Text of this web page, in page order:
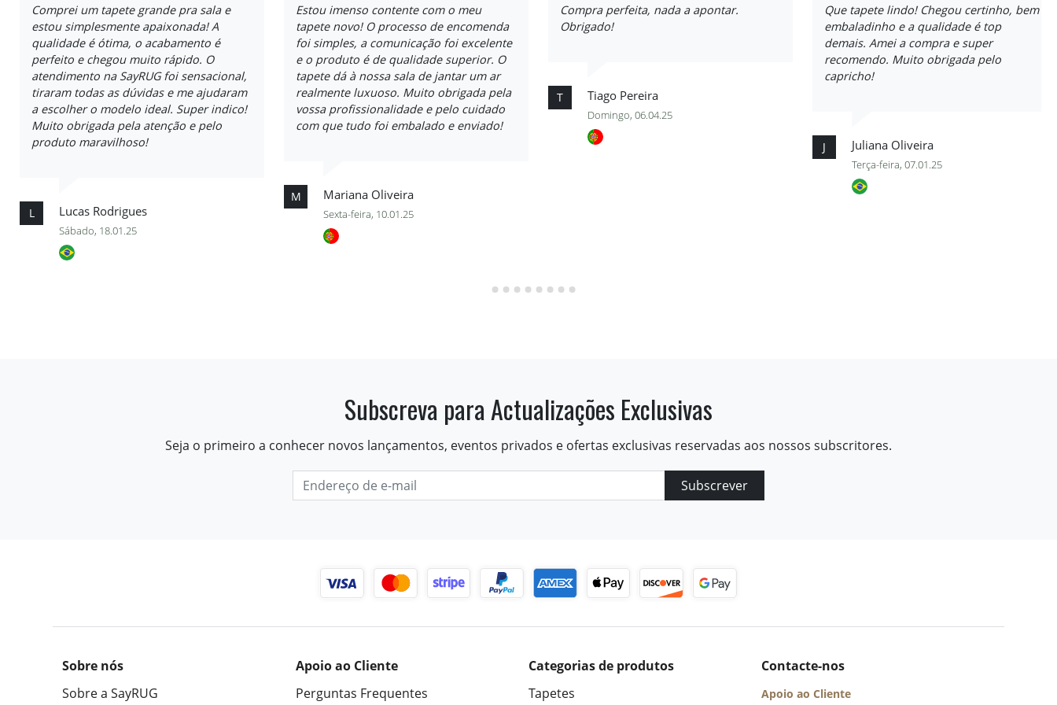
Comprei um tapete grande pra sala e
estou simplesmente apaixonada! A
qualidade é ótima, o acabamento é
perfeito e chegou muito rápido. O
atendimento na SayRUG foi sensacional,
tiraram todas as dúvidas e me ajudaram
a escolher o modelo ideal. Super indico!
Muito obrigada pela atenção e pelo
produto maravilhoso!
L Lucas Rodrigues
Sábado, 18.01.25
Estou imenso contente com o meu
tapete novo! O processo de encomenda
foi simples, a comunicação foi excelente
e o produto é de qualidade superior. O
tapete dá à nossa sala de jantar um ar
realmente luxuoso. Muito obrigada pela
vossa profissionalidade e pelo cuidado
com que tudo foi embalado e enviado!
M Mariana Oliveira
Sexta-feira, 10.01.25
Compra perfeita, nada a apontar.
Obrigado!
T Tiago Pereira
Domingo, 06.04.25
Que tapete lindo! Chegou certinho, bem
embaladinho e a qualidade é top
demais. Amei a compra e super
recomendo. Muito obrigada pelo
capricho!
J Juliana Oliveira
Terça-feira, 07.01.25
Subscreva para Actualizações Exclusivas
Seja o primeiro a conhecer novos lançamentos, eventos privados e ofertas exclusivas reservadas aos nossos subscritores.
Subscrever
Sobre nós
Sobre a SayRUG
Apoio ao Cliente
Perguntas Frequentes
Categorias de produtos
Tapetes
Contacte-nos
Apoio ao Cliente